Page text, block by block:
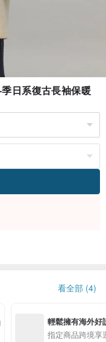
日系復古長袖保暖
看全部 (4)
輕鬆擁有海外好
指定商品跨境享